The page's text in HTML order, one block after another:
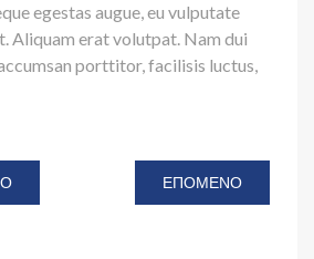
egestas augue, eu vulputate
Aliquam erat volutpat. Nam dui
porttitor, facilisis luctus,
ΕΠΌΜΕΝΟ